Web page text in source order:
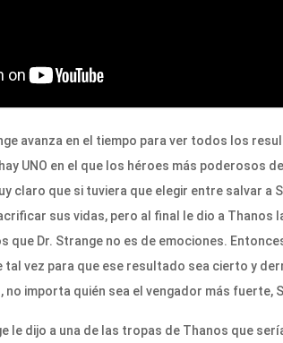
avanza en el tiempo para ver todos los
UNO en el que los héroes más poderosos
claro que si tuviera que elegir entre salvar a
sus vidas, pero al final le dio a Thanos
que Dr. Strange no es de emociones.
vez para que ese resultado sea cierto y
no importa quién sea el vengador más fuerte,
le dijo a una de las tropas de Thanos que